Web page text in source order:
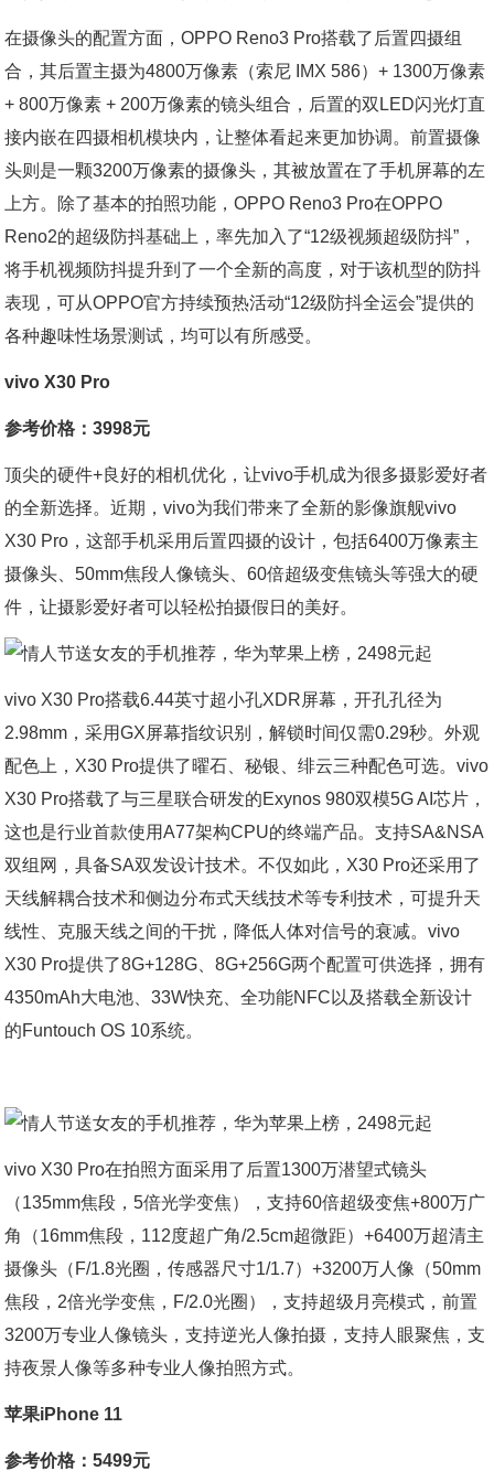
在摄像头的配置方面，OPPO Reno3 Pro搭载了后置四摄组
合，其后置主摄为4800万像素（索尼 IMX 586）+ 1300万像素
+ 800万像素 + 200万像素的镜头组合，后置的双LED闪光灯直
接内嵌在四摄相机模块内，让整体看起来更加协调。前置摄像
头则是一颗3200万像素的摄像头，其被放置在了手机屏幕的左
上方。除了基本的拍照功能，OPPO Reno3 Pro在OPPO
Reno2的超级防抖基础上，率先加入了“12级视频超级防抖”，
将手机视频防抖提升到了一个全新的高度，对于该机型的防抖
表现，可从OPPO官方持续预热活动“12级防抖全运会”提供的
各种趣味性场景测试，均可以有所感受。
vivo X30 Pro
参考价格：3998元
顶尖的硬件+良好的相机优化，让vivo手机成为很多摄影爱好者
的全新选择。近期，vivo为我们带来了全新的影像旗舰vivo
X30 Pro，这部手机采用后置四摄的设计，包括6400万像素主
摄像头、50mm焦段人像镜头、60倍超级变焦镜头等强大的硬
件，让摄影爱好者可以轻松拍摄假日的美好。
vivo X30 Pro搭载6.44英寸超小孔XDR屏幕，开孔孔径为
2.98mm，采用GX屏幕指纹识别，解锁时间仅需0.29秒。外观
配色上，X30 Pro提供了曜石、秘银、绯云三种配色可选。vivo
X30 Pro搭载了与三星联合研发的Exynos 980双模5G AI芯片，
这也是行业首款使用A77架构CPU的终端产品。支持SA&NSA
双组网，具备SA双发设计技术。不仅如此，X30 Pro还采用了
天线解耦合技术和侧边分布式天线技术等专利技术，可提升天
线性、克服天线之间的干扰，降低人体对信号的衰减。vivo
X30 Pro提供了8G+128G、8G+256G两个配置可供选择，拥有
4350mAh大电池、33W快充、全功能NFC以及搭载全新设计
的Funtouch OS 10系统。
vivo X30 Pro在拍照方面采用了后置1300万潜望式镜头
（135mm焦段，5倍光学变焦），支持60倍超级变焦+800万广
角（16mm焦段，112度超广角/2.5cm超微距）+6400万超清主
摄像头（F/1.8光圈，传感器尺寸1/1.7）+3200万人像（50mm
焦段，2倍光学变焦，F/2.0光圈），支持超级月亮模式，前置
3200万专业人像镜头，支持逆光人像拍摄，支持人眼聚焦，支
持夜景人像等多种专业人像拍照方式。
苹果iPhone 11
参考价格：5499元